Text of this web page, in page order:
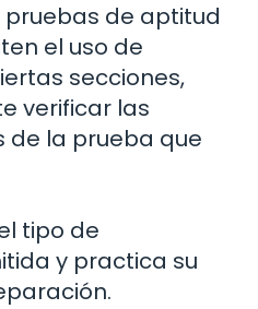
de aptitud
el uso de
secciones,
verificar las
de la prueba que
tipo de
y practica su